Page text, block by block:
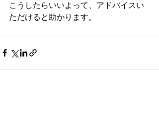
こうしたらいいよって、アドバイスい
ただけると助かります。